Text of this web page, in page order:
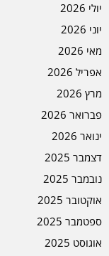
יולי 2026
יוני 2026
מאי 2026
אפריל 2026
מרץ 2026
פברואר 2026
ינואר 2026
דצמבר 2025
נובמבר 2025
אוקטובר 2025
ספטמבר 2025
אוגוסט 2025